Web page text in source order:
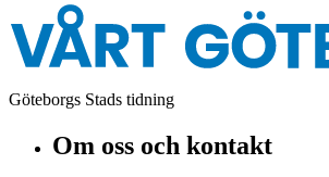
Göteborgs Stads tidning
Om oss och kontakt